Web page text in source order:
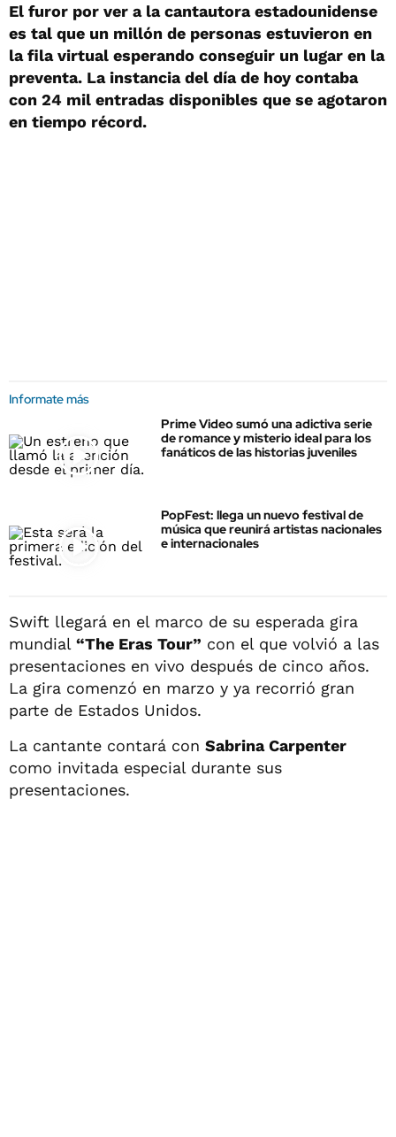
El furor por ver a la cantautora estadounidense
es tal que un millón de personas estuvieron en
la fila virtual esperando conseguir un lugar en la
preventa. La instancia del día de hoy contaba
con 24 mil entradas disponibles que se agotaron
en tiempo récord.
Informate más
Prime Video sumó una adictiva serie
de romance y misterio ideal para los
fanáticos de las historias juveniles
PopFest: llega un nuevo festival de
música que reunirá artistas nacionales
e internacionales
Swift llegará en el marco de su esperada gira
mundial “The Eras Tour” con el que volvió a las
presentaciones en vivo después de cinco años.
La gira comenzó en marzo y ya recorrió gran
parte de Estados Unidos.
La cantante contará con Sabrina Carpenter
como invitada especial durante sus
presentaciones.